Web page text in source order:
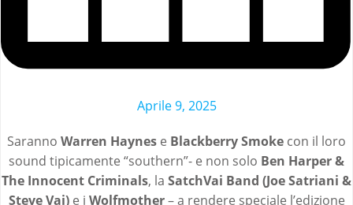
Aprile 9, 2025
Saranno Warren Haynes e Blackberry Smoke con il loro
sound tipicamente “southern”- e non solo Ben Harper &
The Innocent Criminals, la SatchVai Band (Joe Satriani &
Steve Vai)e i Wolfmother– a rendere speciale l’edizione